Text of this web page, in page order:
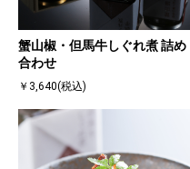
蟹山椒・但馬牛しぐれ煮 詰め
合わせ
￥3,640(税込)